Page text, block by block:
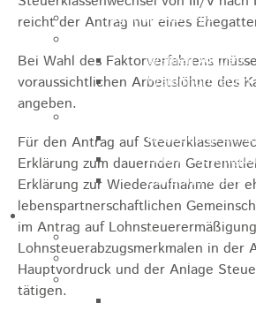
Jugendparlament
Wahlen Aktuell
Wahlinformation
Heubach
Online
Zukunfts Team
Freizeit / Tourismus
Gastgeber
Veranstaltungen
Museen & Sammlungen
reicht der Antrag nur eines
Bei Wahl des Faktorverfahrens
voraussichtlichen Arbeitslöhne des
angeben.
Für den Antrag auf
Erklärung zum dauernden
Erklärung zur Wiederaufnahme der
lebenspartnerschaftlichen
im Antrag auf
Lohnsteuerabzugsmerkmalen in der
Hauptvordruck und der Anlage
tätigen.